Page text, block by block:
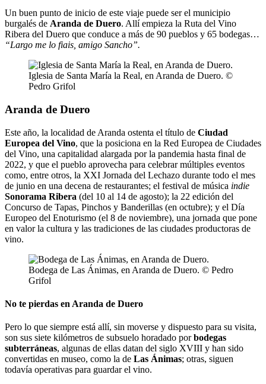
Un buen punto de inicio de este viaje puede ser el municipio
burgalés de Aranda de Duero. Allí empieza la Ruta del Vino
Ribera del Duero que conduce a más de 90 pueblos y 65 bodegas…
“Largo me lo fiais, amigo Sancho”.
Iglesia de Santa María la Real, en Aranda de Duero. ©
Pedro Grifol
Aranda de Duero
Este año, la localidad de Aranda ostenta el título de Ciudad
Europea del Vino, que la posiciona en la Red Europea de Ciudades
del Vino, una capitalidad alargada por la pandemia hasta final de
2022, y que el pueblo aprovecha para celebrar múltiples eventos
como, entre otros, la XXI Jornada del Lechazo durante todo el mes
de junio en una decena de restaurantes; el festival de música indie
Sonorama Ribera (del 10 al 14 de agosto); la 22 edición del
Concurso de Tapas, Pinchos y Banderillas (en octubre); y el Día
Europeo del Enoturismo (el 8 de noviembre), una jornada que pone
en valor la cultura y las tradiciones de las ciudades productoras de
vino.
Bodega de Las Ánimas, en Aranda de Duero. © Pedro
Grifol
No te pierdas en Aranda de Duero
Pero lo que siempre está allí, sin moverse y dispuesto para su visita,
son sus siete kilómetros de subsuelo horadado porbodegas
subterráneas, algunas de ellas datan del siglo XVIII y han sido
convertidas en museo, como la de Las Ánimas; otras, siguen
todavía operativas para guardar el vino.